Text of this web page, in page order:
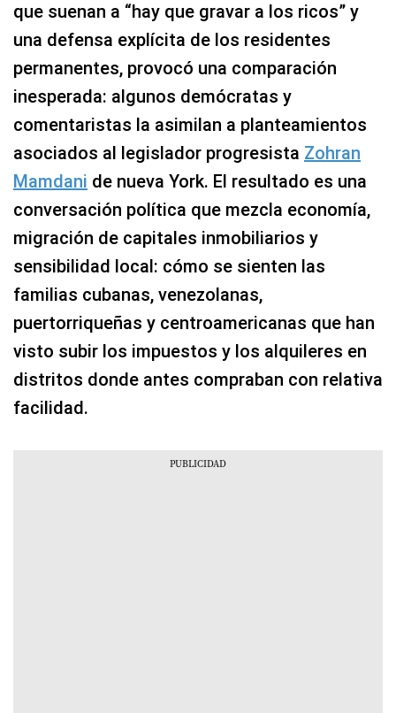
que suenan a “hay que gravar a los ricos” y
una defensa explícita de los residentes
permanentes, provocó una comparación
inesperada: algunos demócratas y
comentaristas la asimilan a planteamientos
asociados al legislador progresista Zohran
Mamdani de nueva York. El resultado es una
conversación política que mezcla economía,
migración de capitales inmobiliarios y
sensibilidad local: cómo se sienten las
familias cubanas, venezolanas,
puertorriqueñas y centroamericanas que han
visto subir los impuestos y los alquileres en
distritos donde antes compraban con relativa
facilidad.